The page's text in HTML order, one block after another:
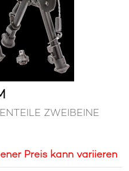
ZWEIBEINE
Preis kann variieren